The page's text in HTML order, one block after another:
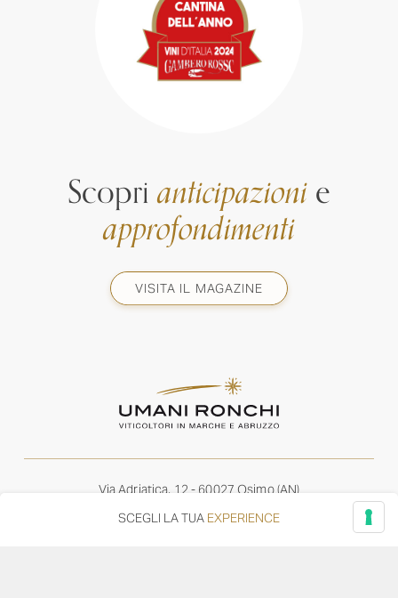
Scoprianticipazionie
approfondimenti
VISITA IL MAGAZINE
Via Adriatica, 12 - 60027 Osimo (AN)
wine@umanironchi.it
SCEGLI LA TUA EXPERIENCE